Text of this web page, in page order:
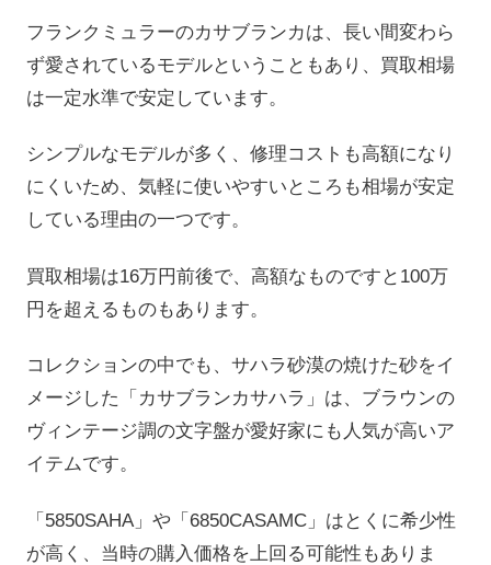
フランクミュラーのカサブランカは、長い間変わら
ず愛されているモデルということもあり、買取相場
は一定水準で安定しています。
シンプルなモデルが多く、修理コストも高額になり
にくいため、気軽に使いやすいところも相場が安定
している理由の一つです。
買取相場は16万円前後で、高額なものですと100万
円を超えるものもあります。
コレクションの中でも、サハラ砂漠の焼けた砂をイ
メージした「カサブランカサハラ」は、ブラウンの
ヴィンテージ調の文字盤が愛好家にも人気が高いア
イテムです。
「5850SAHA」や「6850CASAMC」はとくに希少性
が高く、当時の購入価格を上回る可能性もありま